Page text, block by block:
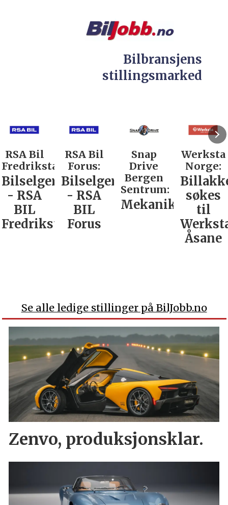
Bilbransjens
stillingsmarked
RSA Bil
Forus:
Bilselger
- RSA
BIL
Forus
Snap
Drive
Bergen
Sentrum:
Mekaniker
Werksta
Norge:
Billakkerer
søkes
til
Rodin &
Co AS:
Se alle ledige stillinger på BilJobb.no
Zenvo, produksjonsklar.